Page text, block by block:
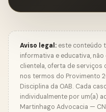
Aviso legal: este conteúdo
informativa e educativa,
clientela, oferta de serviços
nos termos do Provimento
Disciplina da OAB. Cada
individualmente por um(a)
Martinhago Advocacia —